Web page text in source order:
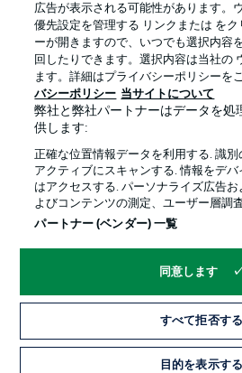
プライバシー・ポリシー
利用条件 放
求人 選手
当サイトについて
© 2026 Bundesliga-
言語をお選びください
Display Mode
広告が表示される可能性があります。
優先設定を管理する リンクまたは を
ーが開きますので、いつでも選択内容
回したりできます。選択内容は当社の
ます。詳細はプライバシーポリシーを
バシーポリシー 当サイトについて
弊社と弊社パートナーはデータを処
供します:
正確な位置情報データを利用する. 識
アクティブにスキャンする. 情報をデ
はアクセスする. パーソナライズ広告
よびコンテンツの測定、ユーザー層調
パートナー (ベンダー) 一覧
同意します
すべて拒否する
目的を表示する